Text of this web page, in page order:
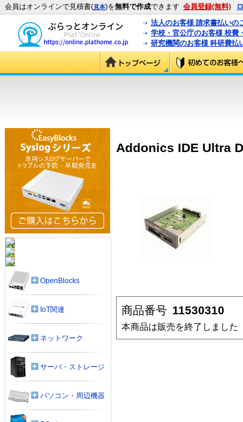
会員はオンラインで見積書(見本)を無料で作成できます 会員登録(無料)
法人のお客様 請求書払いの
学校・官公庁のお客様 校費
研究機関のお客様 科研費払
Addonics IDE Ultra
商品番号 11530310
本商品は販売を終了しました
OpenBlocks
IoT関連
ネットワーク
サーバ・ストレージ
パソコン・周辺機器